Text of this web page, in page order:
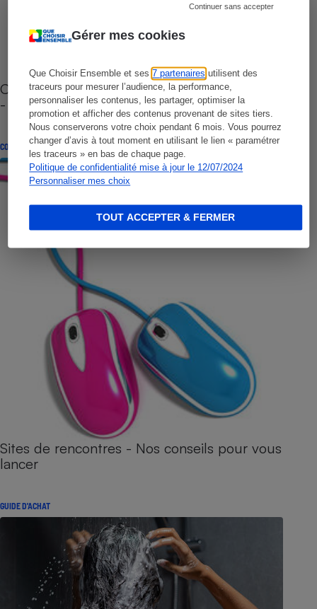
Gérer mes cookies
Que Choisir Ensemble et ses7 partenaires utilisent des
traceurs pour mesurer l’audience, la performance,
personnaliser les contenus, les partager, optimiser la
promotion et afficher des contenus provenant de sites tiers.
Nous conserverons votre choix pendant 6 mois. Vous pourrez
changer d’avis à tout moment en utilisant le lien « paramétrer
les traceurs » en bas de chaque page.
Politique de confidentialité mise à jour le 12/07/2024
Personnaliser mes choix
Continuer sans accepter
TOUT ACCEPTER & FERMER
Cafetière à capsules zéro déchet CoffeeB (vidéo)
- Premières impressions
CONSEILS
Sites de rencontres - Nos conseils pour vous
lancer
GUIDE D'ACHAT